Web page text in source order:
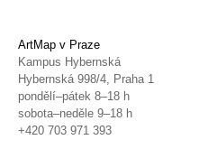
ArtMap v Praze
Kampus Hybernská
Hybernská 998/4, Praha 1
pondělí–pátek 8–18 h
sobota–neděle 9–18 h
+420 703 971 393